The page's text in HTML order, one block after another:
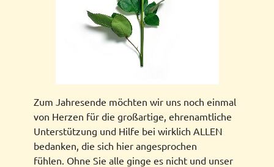
Zum Jahresende möchten wir uns noch einmal
von Herzen für die großartige, ehrenamtliche
Unterstützung und Hilfe bei wirklich ALLEN
bedanken, die sich hier angesprochen
fühlen. Ohne Sie alle ginge es nicht und unser